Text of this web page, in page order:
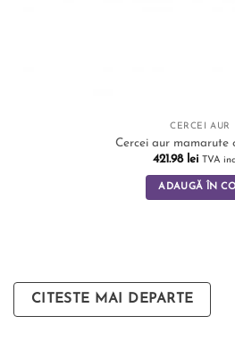
CERCEI AUR
Cercei aur mamarute
421.98 lei TVA
ADAUGĂ ÎN
CITESTE MAI DEPARTE